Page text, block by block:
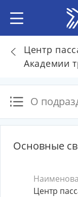
Центр
Академии
О
Основные
Центр